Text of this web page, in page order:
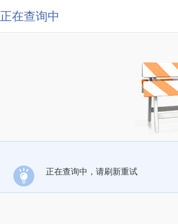
正在查询中
正在查询中，请刷新重试